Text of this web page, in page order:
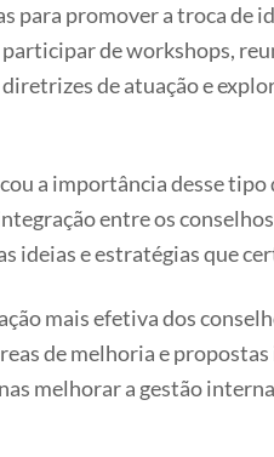
promover a troca de
de workshops,
de atuação e
a importância desse
entre os
ideias e estratégias que
mais efetiva dos
de melhoria e
melhorar a gestão